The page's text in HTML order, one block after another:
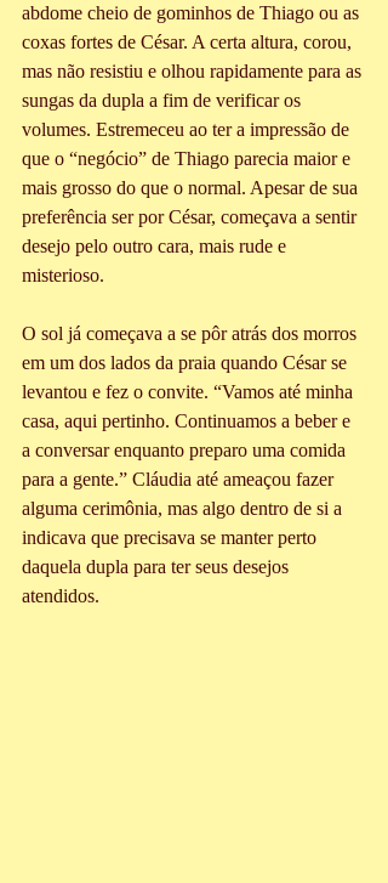
abdome cheio de gominhos de Thiago ou as
coxas fortes de César. A certa altura, corou,
mas não resistiu e olhou rapidamente para as
sungas da dupla a fim de verificar os
volumes. Estremeceu ao ter a impressão de
que o “negócio” de Thiago parecia maior e
mais grosso do que o normal. Apesar de sua
preferência ser por César, começava a sentir
desejo pelo outro cara, mais rude e
misterioso.
O sol já começava a se pôr atrás dos morros
em um dos lados da praia quando César se
levantou e fez o convite. “Vamos até minha
casa, aqui pertinho. Continuamos a beber e
a conversar enquanto preparo uma comida
para a gente.” Cláudia até ameaçou fazer
alguma cerimônia, mas algo dentro de si a
indicava que precisava se manter perto
daquela dupla para ter seus desejos
atendidos.